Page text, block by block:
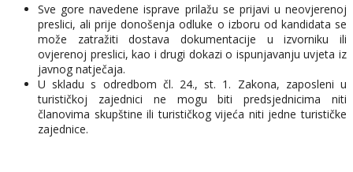
Sve gore navedene isprave prilažu se prijavi u neovjerenoj
preslici, ali prije donošenja odluke o izboru od kandidata se
može zatražiti dostava dokumentacije u izvorniku ili
ovjerenoj preslici, kao i drugi dokazi o ispunjavanju uvjeta iz
javnog natječaja.
U skladu s odredbom čl. 24., st. 1. Zakona, zaposleni u
turističkoj zajednici ne mogu biti predsjednicima niti
članovima skupštine ili turističkog vijeća niti jedne turističke
zajednice.